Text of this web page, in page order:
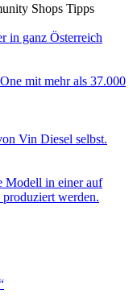
Shops Tipps
in ganz Österreich
mit mehr als 37.000
Vin Diesel selbst.
Modell in einer auf
werden.